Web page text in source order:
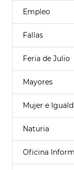
Empleo
Fallas
Feria de Julio
Mayores
Mujer e
Naturia
Oficina